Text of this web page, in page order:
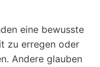
eine bewusste
zu erregen oder
Andere glauben